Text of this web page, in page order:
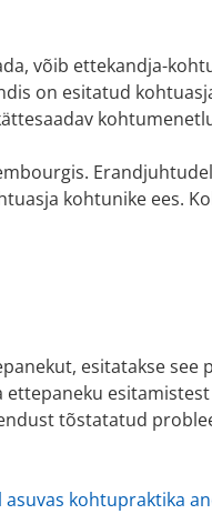
võib ettekandja-
on esitatud
kohtunike ees.
esitatakse
tõstatatud
kohtupraktika